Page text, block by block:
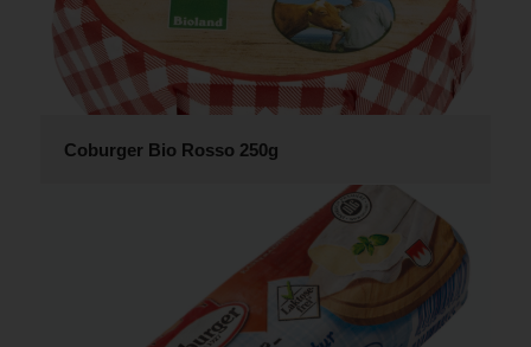
Coburger Bio Rosso 250g